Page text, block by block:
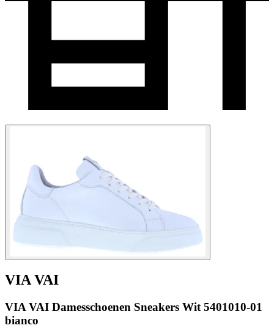
VIA VAI
VIA VAI Damesschoenen Sneakers Wit 5401010-01
bianco